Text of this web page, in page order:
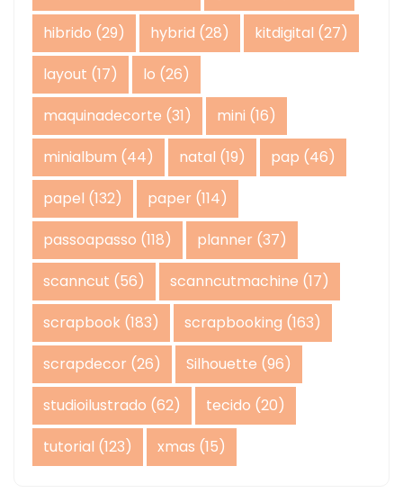
hibrido (29) hybrid (28) kitdigital (27)
layout (17) lo (26)
maquinadecorte (31) mini (16)
minialbum (44) natal (19) pap (46)
papel (132) paper (114)
passoapasso (118) planner (37)
scanncut (56) scanncutmachine (17)
scrapbook (183) scrapbooking (163)
scrapdecor (26) Silhouette (96)
studioilustrado (62) tecido (20)
tutorial (123) xmas (15)